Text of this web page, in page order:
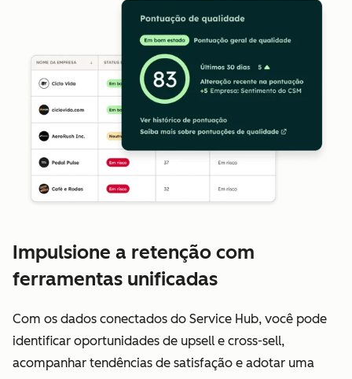
Impulsione a retenção com
ferramentas unificadas
Com os dados conectados do Service Hub, você pode
identificar oportunidades de upsell e cross-sell,
acompanhar tendências de satisfação e adotar uma